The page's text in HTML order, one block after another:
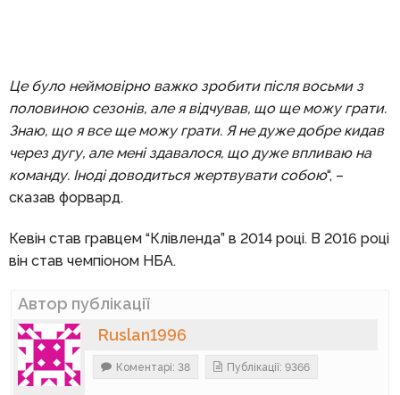
Це було неймовірно важко зробити після восьми з
половиною сезонів, але я відчував, що ще можу грати.
Знаю, що я все ще можу грати. Я не дуже добре кидав
через дугу, але мені здавалося, що дуже впливаю на
команду. Іноді доводиться жертвувати собою“, –
сказав форвард.
Кевін став гравцем “Клівленда” в 2014 році. В 2016 році
він став чемпіоном НБА.
Автор публікації
Ruslan1996
Коментарі: 38 Публікації: 9366